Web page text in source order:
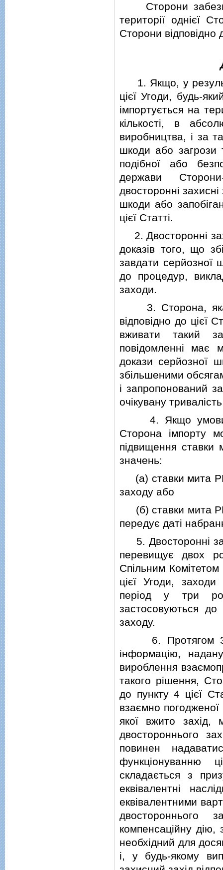
Сторони
територiї однiєї
Сторони вiдповiдно
1. Якщо, у
цiєї Угоди, будь-
iмпортується на
кiлькостi, в
виробництва, i за
шкоди або загрози
подiбної або
держави
двостороннi
шкоди або
цiєї Статтi.
2. Двостороннi
доказiв того, що
завдати серйозної
до процедур,
заходи.
3. Сторона, яка
вiдповiдно до цiєї
вживати такий
повiдомленнi має
докази серйозної
збiльшеними
i запропонований
очiкувану
4. Якщо умови,
Сторона iмпорту
пiдвищення
значень:
(а) ставки мита
заходу або
(б) ставки мита
передує датi
5. Двостороннi
перевищує двох
Спiльним Комiтетом
цiєї Угоди,
перiод у три
застосовуються
заходу.
6. Протягом 30
iнформацiю,
вироблення
такого рiшення,
до пункту 4 цiєї
взаємно
якої вжито захiд,
двостороннього
повинен
функцiонуванню
складається з
еквiвалентнi
еквiвалентними
двостороннього
компенсацiйну дiю,
необхiдний для
i, у будь-якому